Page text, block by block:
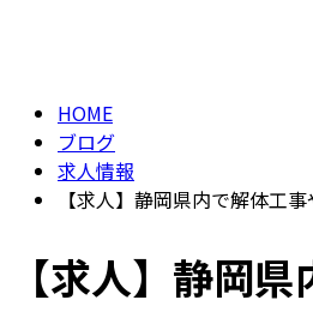
HOME
ブログ
求人情報
【求人】静岡県内で解体工
【求人】静岡